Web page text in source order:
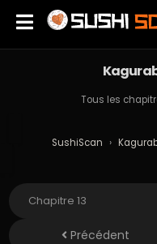
Tous les
SushiScan ›
Précédent